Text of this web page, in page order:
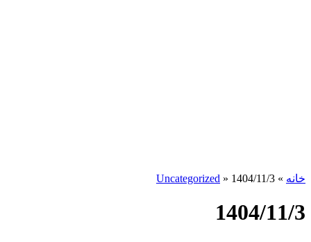
خانه »
Uncategorized » 1404/11/3
1404/11/3